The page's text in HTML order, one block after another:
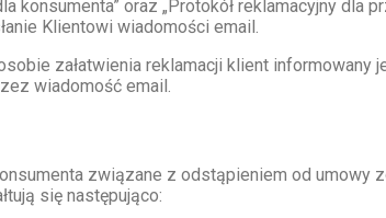
konsumenta” oraz „Protokół reklamacyjny
Klientowi wiadomości email.
załatwienia reklamacji klient
wiadomość email.
związane z odstąpieniem od umowy
się następująco: